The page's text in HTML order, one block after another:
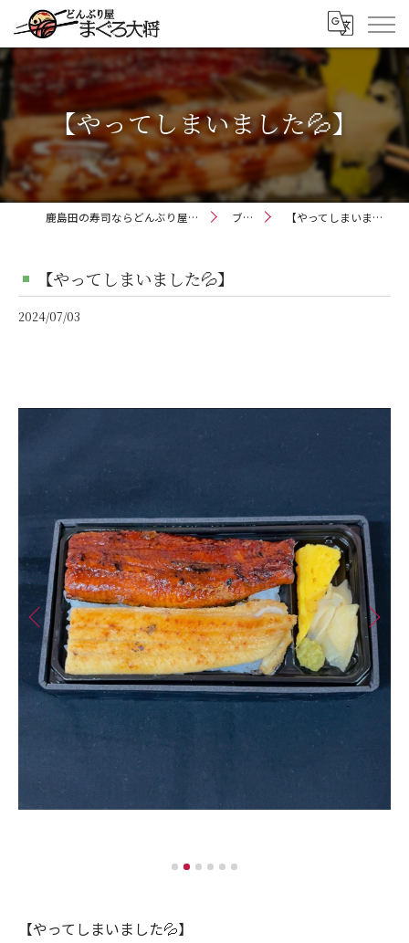
【やってしまいました💦】
鹿島田の寿司ならどんぶり屋まぐろ大将 ブログ 【やってしまいました💦】
【やってしまいました💦】
2024/07/03
【やってしまいました💦】